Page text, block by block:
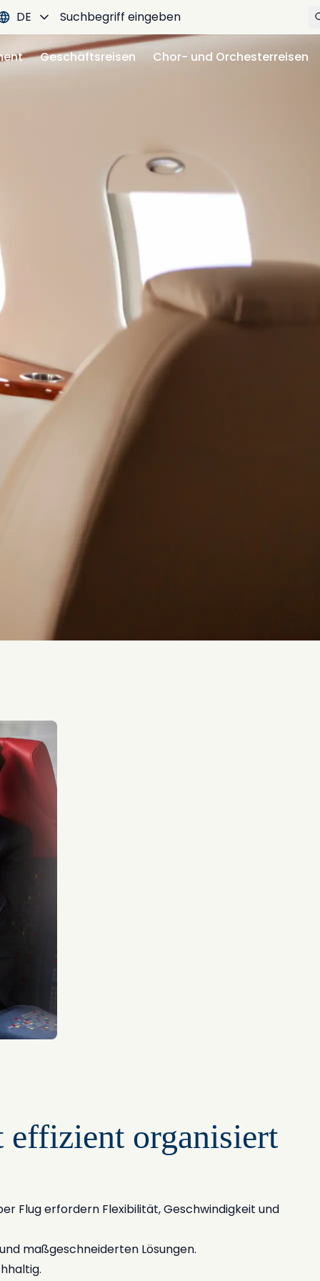
DE
Geschäftsreisen Chor- und Orchesterreisen
effizient organisiert
Flug erfordern Flexibilität, Geschwindigkeit und
maßgeschneiderten Lösungen.